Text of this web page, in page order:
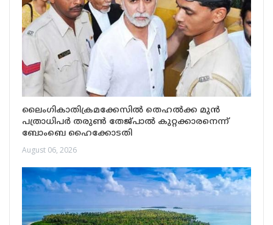
ലൈംഗികാതിക്രമക്കേസിൽ തെഹൽക്ക മുൻ
പത്രാധിപർ തരുൺ തേജ്പാൽ കുറ്റക്കാരനെന്ന്
ബോംബെ ഹൈക്കോടതി
August 06, 2026